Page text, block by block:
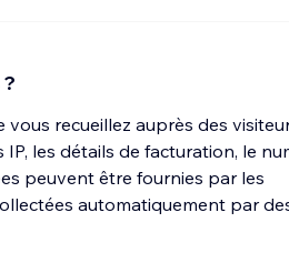
recueillez auprès des
les détails de facturation, le
peuvent être fournies par les
automatiquement par